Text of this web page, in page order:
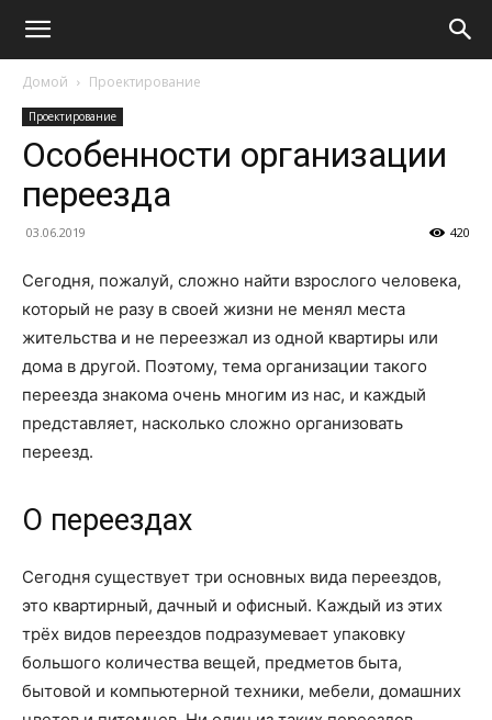
Домой Проектирование
Проектирование
Особенности организации
переезда
03.06.2019 420
Сегодня, пожалуй, сложно найти взрослого человека,
который не разу в своей жизни не менял места
жительства и не переезжал из одной квартиры или
дома в другой. Поэтому, тема организации такого
переезда знакома очень многим из нас, и каждый
представляет, насколько сложно организовать
переезд.
О переездах
Сегодня существует три основных вида переездов,
это квартирный, дачный и офисный. Каждый из этих
трёх видов переездов подразумевает упаковку
большого количества вещей, предметов быта,
бытовой и компьютерной техники, мебели, домашних